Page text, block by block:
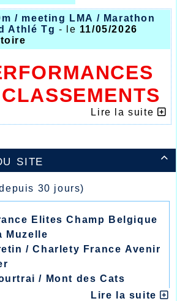

site
30 jours)
Elites Champ Belgique
Muzelle
/ Charlety France Avenir
/ Mont des Cats
/ Meeting Abeilles /Lire la suite
/ meeting LMA / Marathon
Athlé Tg - le 11/05/2026
BON NIVEAU
Lire la suite